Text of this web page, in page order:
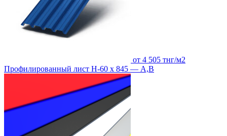
от 4 505 тнг/м2
Профилированный лист Н-60 х 845 — А,В